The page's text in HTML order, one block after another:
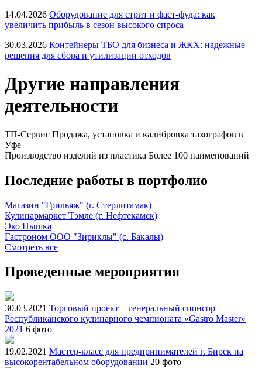
14.04.2026 Оборудование для стрит и фаст-фуда: как
увеличить прибыль в сезон высокого спроса
30.03.2026 Контейнеры ТБО для бизнеса и ЖКХ: надежные
решения для сбора и утилизации отходов
Другие направления
деятельности
ТП-Сервис Продажа, установка и калибровка тахографов в
Уфе
Производство изделий из пластика Более 100 наименований
Последние работы в портфолио
Магазин "Грильяж" (г. Стерлитамак)
Кулинармаркет Тэмле (г. Нефтекамск)
Эко Пышка
Гастроном ООО "Зириклы" (с. Бакалы)
Смотреть все
Проведенные мероприятия
30.03.2021 Торговый проект – генеральный спонсор
Республиканского кулинарного чемпионата «Gastro Master»
2021 6 фото
19.02.2021 Мастер-класс для предпринимателей г. Бирск на
высокорентабельном оборудовании 20 фото